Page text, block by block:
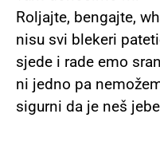
Roljajte, bengajte,
nisu svi blekeri
sjede i rade emo
ni jedno pa
sigurni da je neš